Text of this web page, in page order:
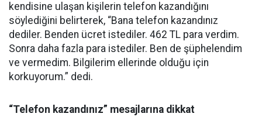
kendisine ulaşan kişilerin telefon kazandığını
söylediğini belirterek, “Bana telefon kazandınız
dediler. Benden ücret istediler. 462 TL para verdim.
Sonra daha fazla para istediler. Ben de şüphelendim
ve vermedim. Bilgilerim ellerinde olduğu için
korkuyorum.” dedi.
“Telefon kazandınız” mesajlarına dikkat